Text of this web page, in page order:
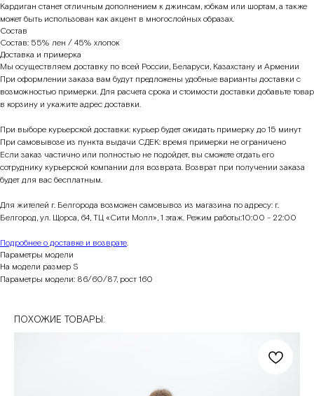
Кардиган станет отличным дополнением к джинсам, юбкам или шортам, а также
может быть использован как акцент в многослойных образах.
Состав
Состав: 55% лен / 45% хлопок
Доставка и примерка
Мы осуществляем доставку по всей России, Беларуси, Казахстану и Армении
При оформлении заказа вам будут предложены удобные варианты доставки с
возможностью примерки. Для расчета срока и стоимости доставки добавьте товар
в корзину и укажите адрес доставки.
При выборе курьерской доставки: курьер будет ожидать примерку до 15 минут
При самовывозе из пункта выдачи СДЕК: время примерки не ограничено
Если заказ частично или полностью не подойдет, вы сможете отдать его
сотруднику курьерской компании для возврата. Возврат при получении заказа
будет для вас бесплатным.
Для жителей г. Белгорода возможен самовывоз из магазина по адресу: г.
Белгород, ул. Щорса, 64, ТЦ «Сити Молл», 1 этаж. Режим работы:10:00 - 22:00
Подробнее о доставке и возврате.
Параметры модели
На модели размер S
Параметры модели: 86/60/87, рост 160
ПОХОЖИЕ ТОВАРЫ: